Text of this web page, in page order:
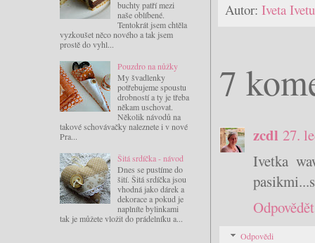
Autor: Iveta
7
zcdl 27.
Ivetka
Odpovědět
Odpovědi
buchty patří mezi
naše oblíbené.
Tentokrát jsem chtěla
vyzkoušet něco nového a tak jsem
prostě do vyhl...
Pouzdro na nůžky
My švadlenky
potřebujeme spoustu
drobností a ty je třeba
někam uschovat.
Několik návodů na
takové schovávačky naleznete i v nové
Pra...
Šitá srdíčka - návod
Dnes se pustíme do
šití. Šitá srdíčka jsou
vhodná jako dárek a
dekorace a pokud je
naplníte bylinkami
tak je můžete vložit do prádelníku a...